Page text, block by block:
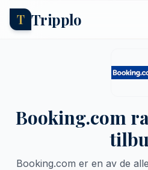
T Tripplo
Booking.com
Booking.com er en av de